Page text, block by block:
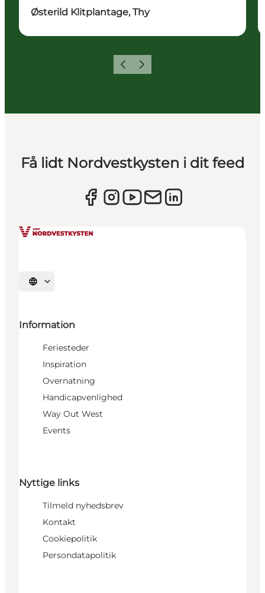
Østerild Klitplantage, Thy
ForrigeNæste
Få lidt Nordvestkysten i dit feed
Vælg sprog
Information
Feriesteder
Inspiration
Overnatning
Handicapvenlighed
Way Out West
Events
Nyttige links
Tilmeld nyhedsbrev
Kontakt
Cookiepolitik
Persondatapolitik